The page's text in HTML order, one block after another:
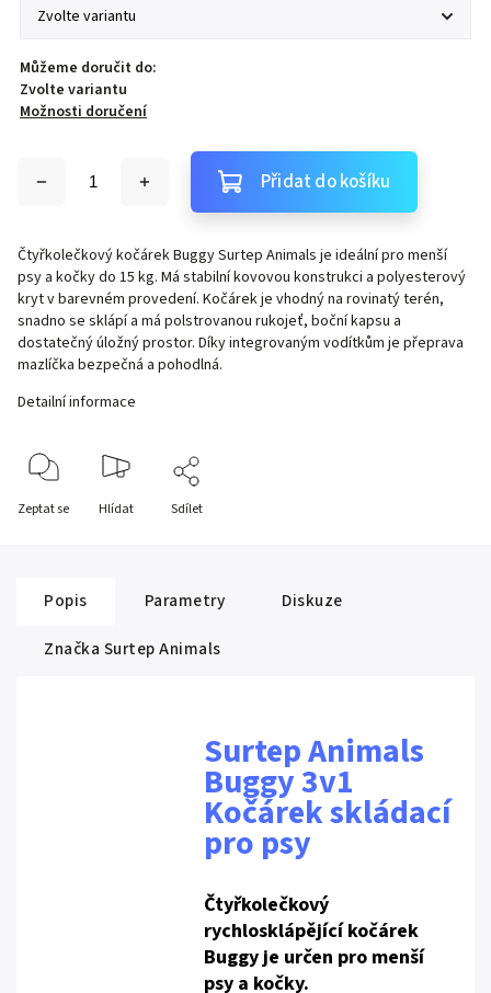
Můžeme doručit do:
Zvolte variantu
Možnosti doručení
Přidat do košíku
Čtyřkolečkový kočárek Buggy Surtep Animals je ideální pro menší
psy a kočky do 15 kg. Má stabilní kovovou konstrukci a polyesterový
kryt v barevném provedení. Kočárek je vhodný na rovinatý terén,
snadno se sklápí a má polstrovanou rukojeť, boční kapsu a
dostatečný úložný prostor. Díky integrovaným vodítkům je přeprava
mazlíčka bezpečná a pohodlná.
Detailní informace
Zeptat se Hlídat Sdílet
Popis Parametry
Diskuze
Značka Surtep Animals
Surtep Animals
Buggy 3v1
Kočárek skládací
pro psy
Čtyřkolečkový
rychlosklápějící kočárek
Buggy je určen pro menší
psy a kočky.